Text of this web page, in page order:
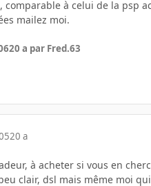
à celui de la psp
mailez moi.
20 a par Fred.63
20 a
à acheter si vous en
clair, dsl mais même moi